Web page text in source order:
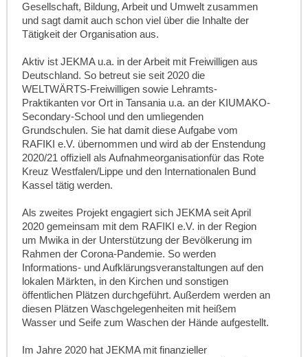
Gesellschaft, Bildung, Arbeit und Umwelt zusammen
und sagt damit auch schon viel über die Inhalte der
Tätigkeit der Organisation aus.
Aktiv ist JEKMA u.a. in der Arbeit mit Freiwilligen aus
Deutschland. So betreut sie seit 2020 die
WELTWÄRTS-Freiwilligen sowie Lehramts-
Praktikanten vor Ort in Tansania u.a. an der KIUMAKO-
Secondary-School und den umliegenden
Grundschulen. Sie hat damit diese Aufgabe vom
RAFIKI e.V. übernommen und wird ab der Enstendung
2020/21 offiziell als Aufnahmeorganisationfür das Rote
Kreuz Westfalen/Lippe und den Internationalen Bund
Kassel tätig werden.
Als zweites Projekt engagiert sich JEKMA seit April
2020 gemeinsam mit dem RAFIKI e.V. in der Region
um Mwika in der Unterstützung der Bevölkerung im
Rahmen der Corona-Pandemie. So werden
Informations- und Aufklärungsveranstaltungen auf den
lokalen Märkten, in den Kirchen und sonstigen
öffentlichen Plätzen durchgeführt. Außerdem werden an
diesen Plätzen Waschgelegenheiten mit heißem
Wasser und Seife zum Waschen der Hände aufgestellt.
Im Jahre 2020 hat JEKMA mit finanzieller